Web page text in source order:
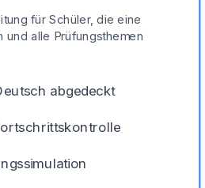
für Schüler, die eine
und alle Prüfungsthemen
abgedeckt